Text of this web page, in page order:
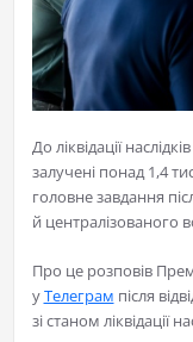
До ліквідації
залучені понад 1,4
головне завдання
й централізованого
Про це розповів
уТелеграм після
зі станом ліквідації